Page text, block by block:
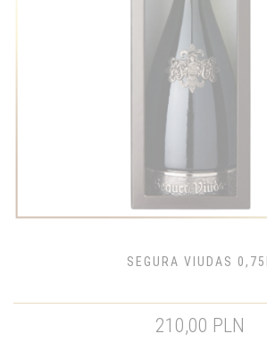
SEGURA VIUDAS 0,75L
210,00 PLN